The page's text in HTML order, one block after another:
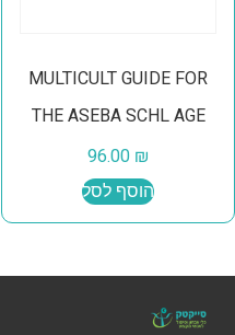
MULTICULT GUIDE FOR
THE ASEBA SCHL AGE
96.00 ₪
הוסף לסל